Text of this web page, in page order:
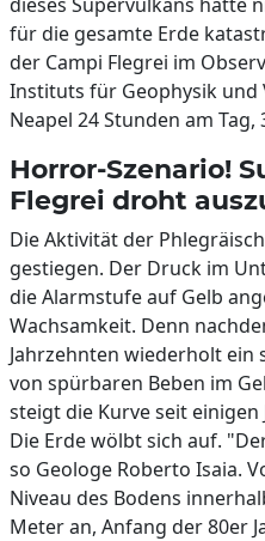
für die gesamte Erde
der Campi Flegrei im
Instituts für Geophysik und
Neapel 24 Stunden am
Horror-Szenario!
Flegrei droht
Die Aktivität der
gestiegen. Der Druck im
die Alarmstufe auf Gelb
Wachsamkeit. Denn
Jahrzehnten wiederholt ein
von spürbaren Beben im
steigt die Kurve seit
Die Erde wölbt sich auf.
so Geologe Roberto Isaia.
Niveau des Bodens
Meter an, Anfang der 80er